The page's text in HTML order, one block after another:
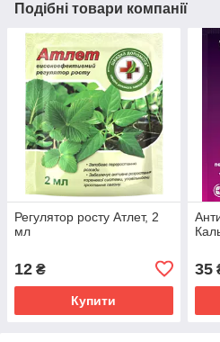
Подібні товари компанії
Регулятор росту Атлет, 2
мл
12 ₴
Купити
35